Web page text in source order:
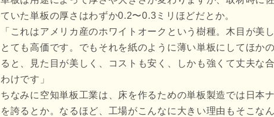
ていた単板の厚さはわずか0.2〜0.3ミリほどだとか。
「これはアメリカ産のホワイトオークという樹種。木目が美
とても高価です。でもそれを紙のように薄い単板にしてほか
ると、見た目が美しく、コストも安く、しかも強くて丈夫な
わけです」
ちなみに空知単板工業は、床を作るための単板製造では日本
を誇るとか。なるほど、工場がこんなに大きい理由もそこなん